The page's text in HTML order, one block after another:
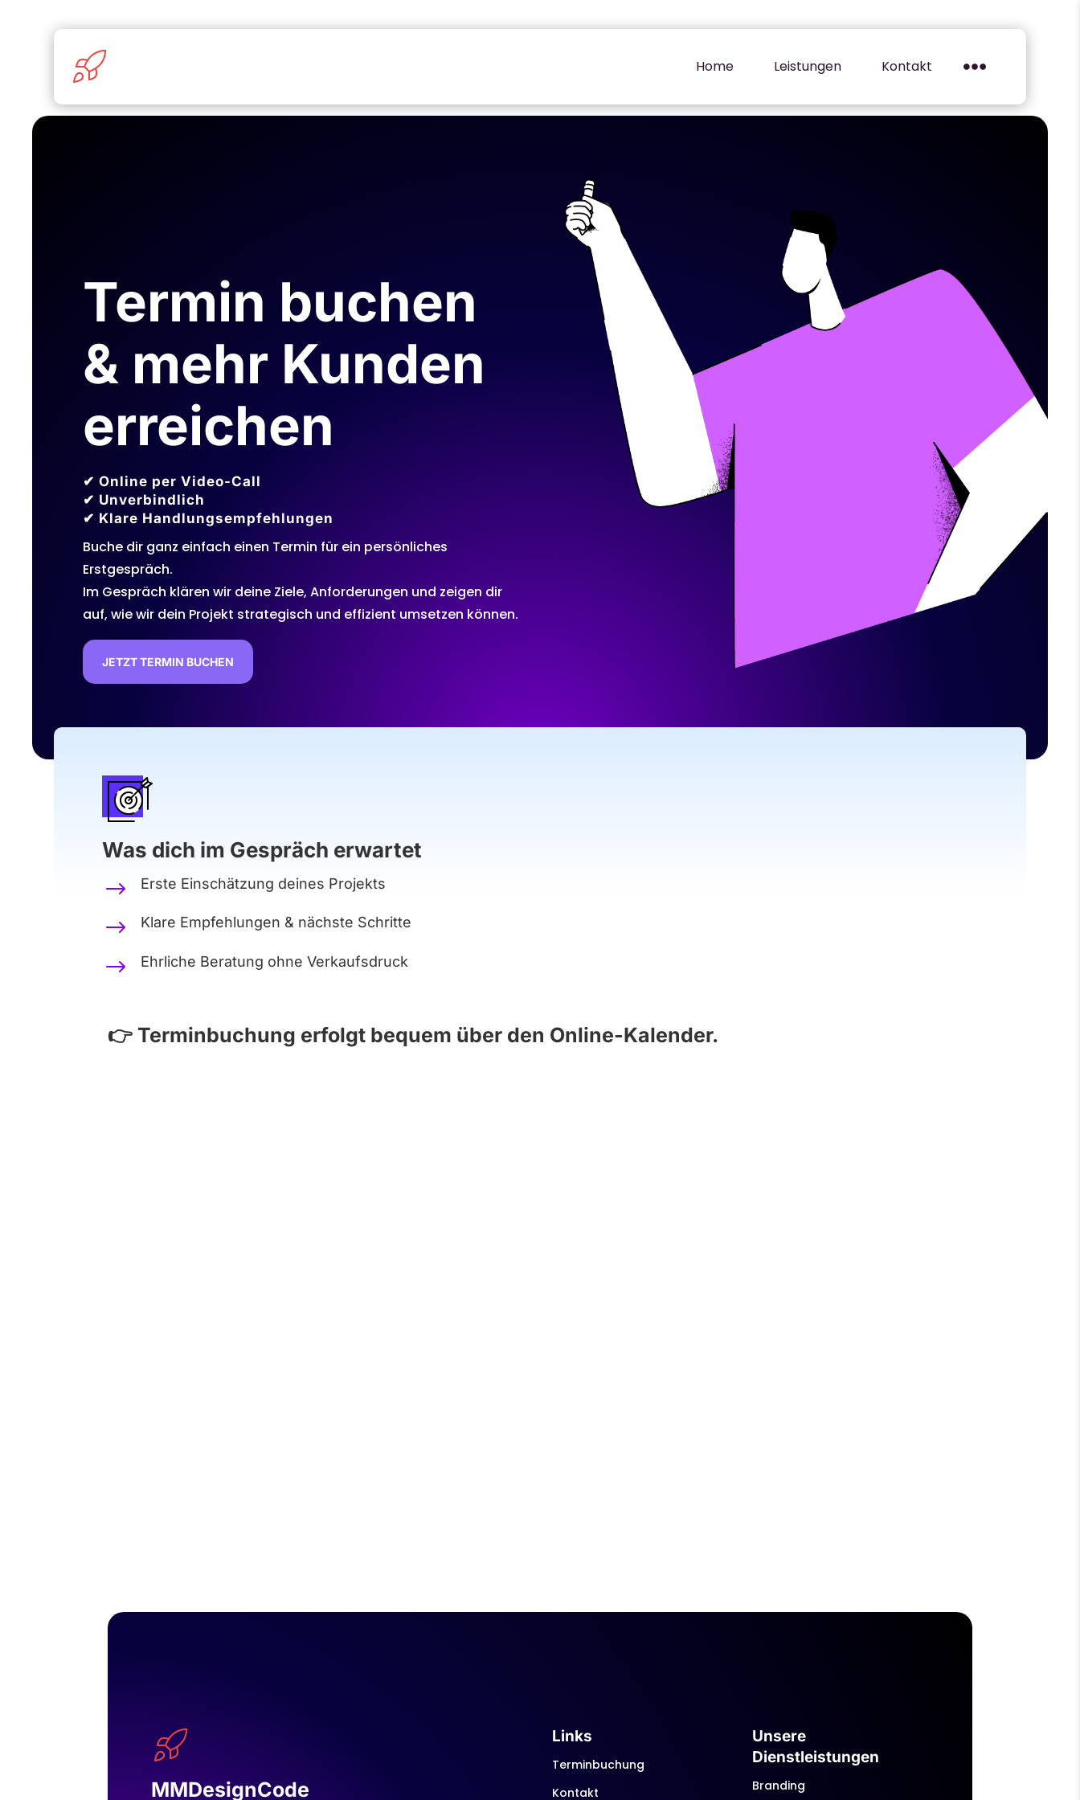
Home Leistungen Kontakt
Termin buchen
& mehr Kunden
erreichen
✔ Online per Video-Call
✔ Unverbindlich
✔ Klare Handlungsempfehlungen
Buche dir ganz einfach einen Termin für ein persönliches
Erstgespräch.
Im Gespräch klären wir deine Ziele, Anforderungen und zeigen dir
auf, wie wir dein Projekt strategisch und effizient umsetzen können.
JETZT TERMIN BUCHEN
Was dich im Gespräch erwartet
$ Erste Einschätzung deines Projekts
$ Klare Empfehlungen & nächste Schritte
$ Ehrliche Beratung ohne Verkaufsdruck
👉 Terminbuchung erfolgt bequem über den Online-Kalender.
MMDesignCode
Links
Terminbuchung
Kontakt
Unsere
Dienstleistungen
Branding